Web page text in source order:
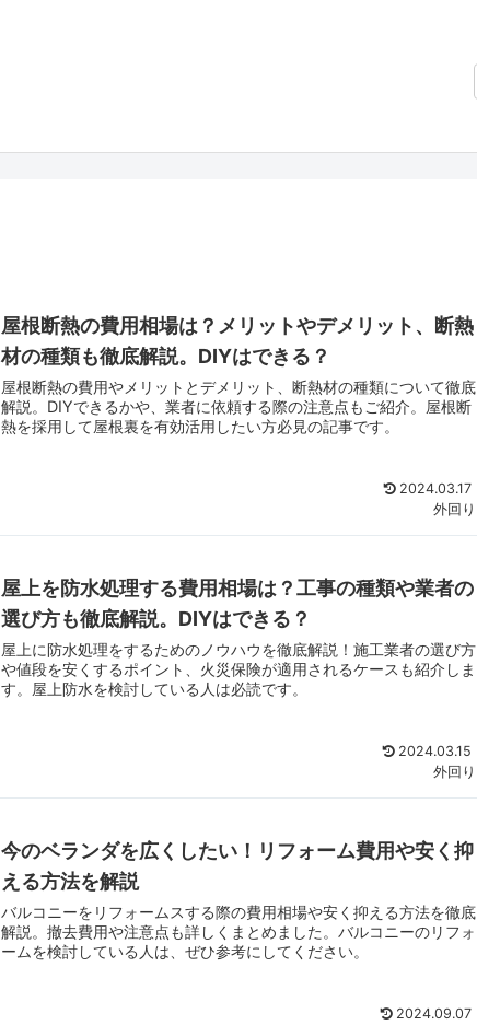
屋根断熱の費用相場は？メリットやデメリット、断熱
材の種類も徹底解説。DIYはできる？
屋根断熱の費用やメリットとデメリット、断熱材の種類について徹底
解説。DIYできるかや、業者に依頼する際の注意点もご紹介。屋根断
熱を採用して屋根裏を有効活用したい方必見の記事です。
2024.03.17
外回り
屋上を防水処理する費用相場は？工事の種類や業者の
選び方も徹底解説。DIYはできる？
屋上に防水処理をするためのノウハウを徹底解説！施工業者の選び方
や値段を安くするポイント、火災保険が適用されるケースも紹介しま
す。屋上防水を検討している人は必読です。
2024.03.15
外回り
今のベランダを広くしたい！リフォーム費用や安く抑
える方法を解説
バルコニーをリフォームスする際の費用相場や安く抑える方法を徹底
解説。撤去費用や注意点も詳しくまとめました。バルコニーのリフォ
ームを検討している人は、ぜひ参考にしてください。
2024.09.07